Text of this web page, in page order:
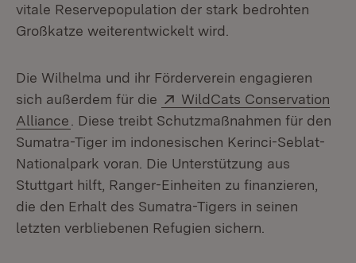
vitale Reservepopulation der stark bedrohten
Großkatze weiterentwickelt wird.
Die Wilhelma und ihr Förderverein engagieren
sich außerdem für die
Extern:
WildCats Conservation
Alliance (Öffnet in neuem Fenster)
. Diese treibt Schutzmaßnahmen für den
Sumatra-Tiger im indonesischen Kerinci-Seblat-
Nationalpark voran. Die Unterstützung aus
Stuttgart hilft, Ranger-Einheiten zu finanzieren,
die den Erhalt des Sumatra-Tigers in seinen
letzten verbliebenen Refugien sichern.